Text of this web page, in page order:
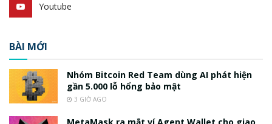
Youtube
BÀI MỚI
Nhóm Bitcoin Red Team dùng AI phát hiện
gần 5.000 lỗ hổng bảo mật
3 GIỜ AGO